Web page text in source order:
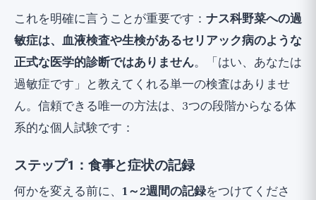
これを明確に言うことが重要です： ナス科野菜への過
敏症は、血液検査や生検があるセリアック病のような
正式な医学的診断ではありません。「はい、あなたは
過敏症です」と教えてくれる単一の検査はありませ
ん。信頼できる唯一の方法は、3つの段階からなる体
系的な個人試験です：
ステップ1：食事と症状の記録
何かを変える前に、 1～2週間の記録をつけてくださ